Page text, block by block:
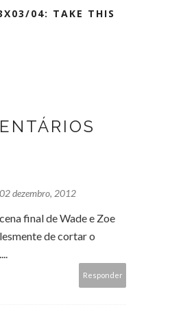
04: TAKE THIS
dezembro, 2012
final de Wade e Zoe
de cortar o
Responder